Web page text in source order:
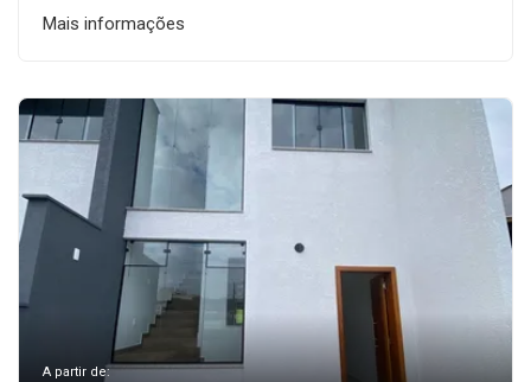
Mais informações
A partir de: